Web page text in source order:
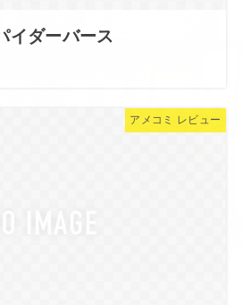
イダーバース
アメコミ レビュー